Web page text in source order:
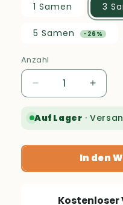
1 Samen 3
5 Samen
Anzahl
Verringere
die
Menge
Erhöhe
die
Menge
Zkittlez
Auf Lager ·
In den